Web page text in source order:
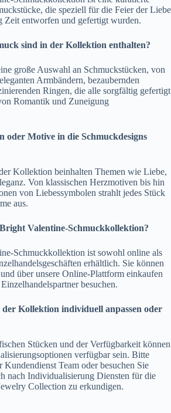
die speziell für die Feier der Liebe
Zeit entworfen und gefertigt wurden.
sind in der Kollektion enthalten?
große Auswahl an Schmuckstücken, von
Armbändern, bezaubernden
Ringen, die alle sorgfältig gefertigt
Romantik und Zuneigung
oder Motive in die Schmuckdesigns
Kollektion beinhalten Themen wie Liebe,
Von klassischen Herzmotiven bis hin
von Liebessymbolen strahlt jedes Stück
aus.
Valentine-Schmuckkollektion?
Schmuckkollektion ist sowohl online als
erhältlich. Sie können
über unsere Online-Plattform einkaufen
besuchen.
Kollektion individuell anpassen oder
Stücken und der Verfügbarkeit können
verfügbar sein. Bitte
Kundendienst Team oder besuchen Sie
nach Individualisierung Diensten für die
Collection zu erkundigen.